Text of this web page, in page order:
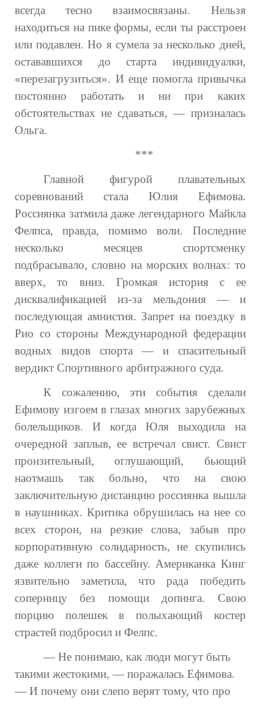
всегда тесно взаимосвязаны. Нельзя
находиться на пике формы, если ты расстроен
или подавлен. Но я сумела за несколько дней,
остававшихся до старта индивидуалки,
«перезагрузиться». И еще помогла привычка
постоянно работать и ни при каких
обстоятельствах не сдаваться, — призналась
Ольга.
***
Главной фигурой плавательных
соревнований стала Юлия Ефимова.
Россиянка затмила даже легендарного Майкла
Фелпса, правда, помимо воли. Последние
несколько месяцев спортсменку
подбрасывало, словно на морских волнах: то
вверх, то вниз. Громкая история с ее
дисквалификацией из-за мельдония — и
последующая амнистия. Запрет на поездку в
Рио со стороны Международной федерации
водных видов спорта — и спасительный
вердикт Спортивного арбитражного суда.
К сожалению, эти события сделали
Ефимову изгоем в глазах многих зарубежных
болельщиков. И когда Юля выходила на
очередной заплыв, ее встречал свист. Свист
пронзительный, оглушающий, бьющий
наотмашь так больно, что на свою
заключительную дистанцию россиянка вышла
в наушниках. Критика обрушилась на нее со
всех сторон, на резкие слова, забыв про
корпоративную солидарность, не скупились
даже коллеги по бассейну. Американка Кинг
язвительно заметила, что рада победить
соперницу без помощи допинга. Свою
порцию полешек в полыхающий костер
страстей подбросил и Фелпс.
— Не понимаю, как люди могут быть
такими жестокими, — поражалась Ефимова.
— И почему они слепо верят тому, что про